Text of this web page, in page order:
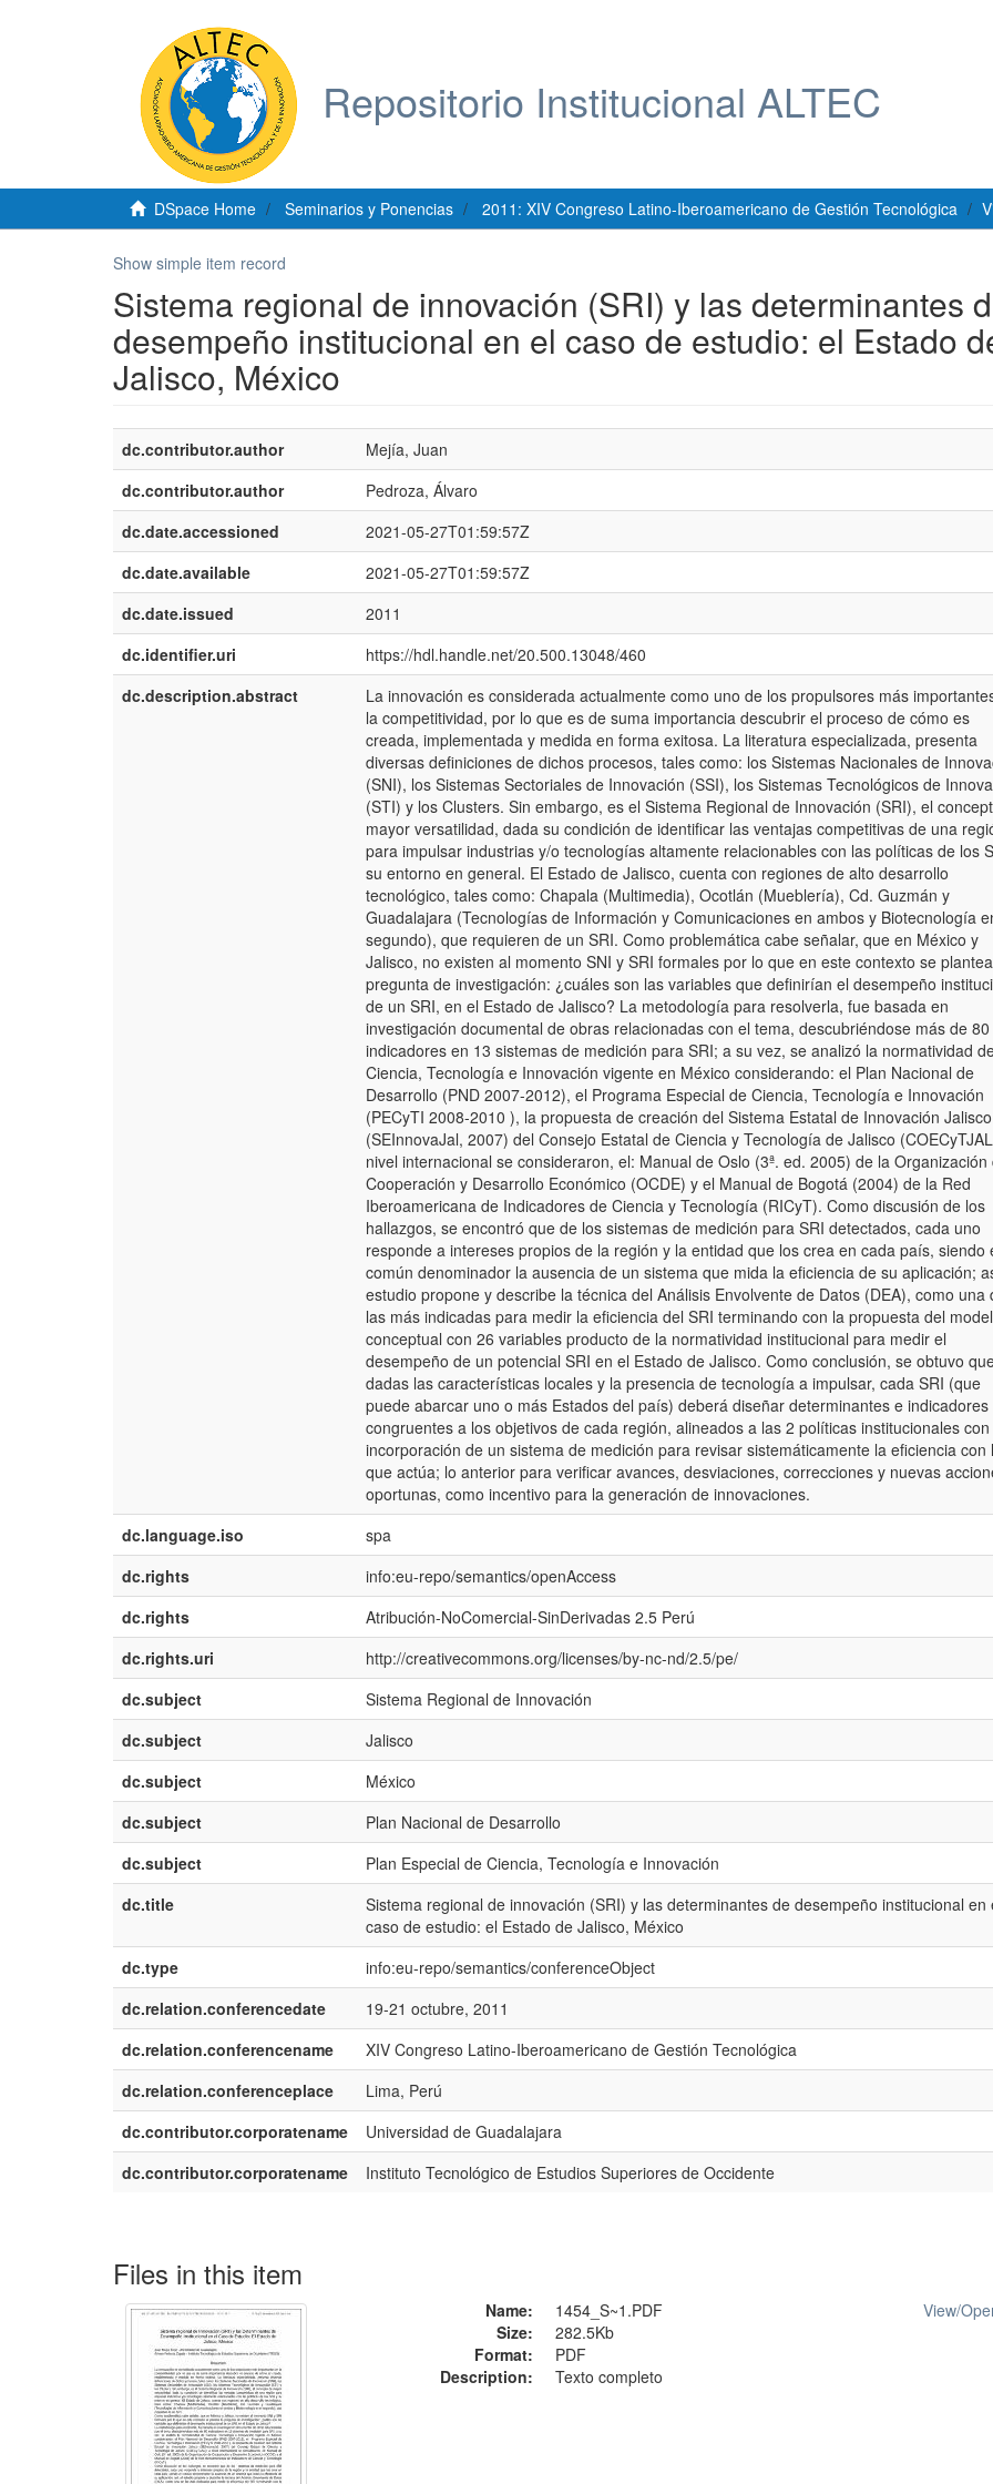
Repositorio Institucional ALTEC
DSpace Home Seminarios y Ponencias 2011: XIV Congreso Latino-Iberoamericano de Gestión Tecnológica
Show simple item record
Sistema regional de innovación (SRI) y las determinantes
desempeño institucional en el caso de estudio: el Estado
Jalisco, México
dc.contributor.author
Mejía, Juan
dc.contributor.author
Pedroza, Álvaro
dc.date.accessioned
2021-05-27T01:59:57Z
dc.date.available
2021-05-27T01:59:57Z
dc.date.issued
2011
dc.identifier.uri
https://hdl.handle.net/20.500.13048/460
dc.description.abstract
La innovación es considerada actualmente como uno de los propulsores más
la competitividad, por lo que es de suma importancia descubrir el proceso de cómo es
creada, implementada y medida en forma exitosa. La literatura especializada, presenta
diversas definiciones de dichos procesos, tales como: los Sistemas Nacionales de
(SNI), los Sistemas Sectoriales de Innovación (SSI), los Sistemas Tecnológicos de
(STI) y los Clusters. Sin embargo, es el Sistema Regional de Innovación (SRI), el
mayor versatilidad, dada su condición de identificar las ventajas competitivas de una
para impulsar industrias y/o tecnologías altamente relacionables con las políticas de los
su entorno en general. El Estado de Jalisco, cuenta con regiones de alto desarrollo
tecnológico, tales como: Chapala (Multimedia), Ocotlán (Mueblería), Cd. Guzmán y
Guadalajara (Tecnologías de Información y Comunicaciones en ambos y Biotecnología
segundo), que requieren de un SRI. Como problemática cabe señalar, que en México y
Jalisco, no existen al momento SNI y SRI formales por lo que en este contexto se
pregunta de investigación: ¿cuáles son las variables que definirían el desempeño
de un SRI, en el Estado de Jalisco? La metodología para resolverla, fue basada en
investigación documental de obras relacionadas con el tema, descubriéndose más de 80
indicadores en 13 sistemas de medición para SRI; a su vez, se analizó la normatividad
Ciencia, Tecnología e Innovación vigente en México considerando: el Plan Nacional de
Desarrollo (PND 2007-2012), el Programa Especial de Ciencia, Tecnología e Innovación
(PECyTI 2008-2010 ), la propuesta de creación del Sistema Estatal de Innovación Jalisco
(SEInnovaJal, 2007) del Consejo Estatal de Ciencia y Tecnología de Jalisco
nivel internacional se consideraron, el: Manual de Oslo (3ª. ed. 2005) de la Organización
Cooperación y Desarrollo Económico (OCDE) y el Manual de Bogotá (2004) de la Red
Iberoamericana de Indicadores de Ciencia y Tecnología (RICyT). Como discusión de los
hallazgos, se encontró que de los sistemas de medición para SRI detectados, cada uno
responde a intereses propios de la región y la entidad que los crea en cada país, siendo
común denominador la ausencia de un sistema que mida la eficiencia de su aplicación;
estudio propone y describe la técnica del Análisis Envolvente de Datos (DEA), como una
las más indicadas para medir la eficiencia del SRI terminando con la propuesta del
conceptual con 26 variables producto de la normatividad institucional para medir el
desempeño de un potencial SRI en el Estado de Jalisco. Como conclusión, se obtuvo
dadas las características locales y la presencia de tecnología a impulsar, cada SRI (que
puede abarcar uno o más Estados del país) deberá diseñar determinantes e indicadores
congruentes a los objetivos de cada región, alineados a las 2 políticas institucionales
incorporación de un sistema de medición para revisar sistemáticamente la eficiencia con
que actúa; lo anterior para verificar avances, desviaciones, correcciones y nuevas
oportunas, como incentivo para la generación de innovaciones.
dc.language.iso
spa
dc.rights
info:eu-repo/semantics/openAccess
dc.rights
Atribución-NoComercial-SinDerivadas 2.5 Perú
dc.rights.uri
http://creativecommons.org/licenses/by-nc-nd/2.5/pe/
dc.subject
Sistema Regional de Innovación
dc.subject
Jalisco
dc.subject
México
dc.subject
Plan Nacional de Desarrollo
dc.subject
Plan Especial de Ciencia, Tecnología e Innovación
dc.title
Sistema regional de innovación (SRI) y las determinantes de desempeño institucional en
caso de estudio: el Estado de Jalisco, México
dc.type
info:eu-repo/semantics/conferenceObject
dc.relation.conferencedate
19-21 octubre, 2011
dc.relation.conferencename
XIV Congreso Latino-Iberoamericano de Gestión Tecnológica
dc.relation.conferenceplace
Lima, Perú
dc.contributor.corporatename
Universidad de Guadalajara
dc.contributor.corporatename
Instituto Tecnológico de Estudios Superiores de Occidente
Files in this item
Name:
1454_S~1.PDF
Size:
282.5Kb
Format:
PDF
Description:
Texto completo
View/